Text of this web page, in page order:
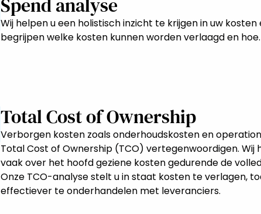
Spend analyse
Wij helpen u een holistisch inzicht te krijgen in uw
begrijpen welke kosten kunnen worden verlaagd en hoe.
Total Cost of Ownership
Verborgen kosten zoals onderhoudskosten en
Total Cost of Ownership (TCO) vertegenwoordigen. Wij
vaak over het hoofd geziene kosten gedurende de
Onze TCO-analyse stelt u in staat kosten te verlagen,
effectiever te onderhandelen met leveranciers.